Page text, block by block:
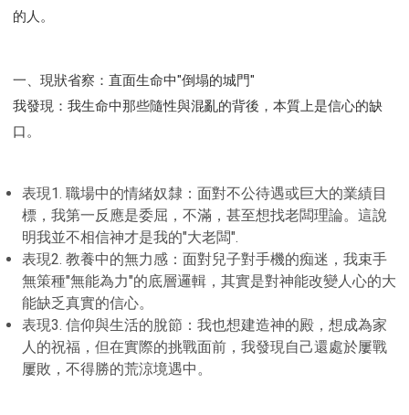
的人。
一、現狀省察：直面生命中"倒塌的城門"
我發現：我生命中那些隨性與混亂的背後，本質上是信心的缺
口。
表現1. 職場中的情緒奴隸：面對不公待遇或巨大的業績目
標，我第一反應是委屈，不滿，甚至想找老闆理論。這說
明我並不相信神才是我的"大老闆".
表現2. 教養中的無力感：面對兒子對手機的痴迷，我束手
無策種"無能為力"的底層邏輯，其實是對神能改變人心的大
能缺乏真實的信心。
表現3. 信仰與生活的脫節：我也想建造神的殿，想成為家
人的祝福，但在實際的挑戰面前，我發現自己還處於屢戰
屢敗，不得勝的荒涼境遇中。